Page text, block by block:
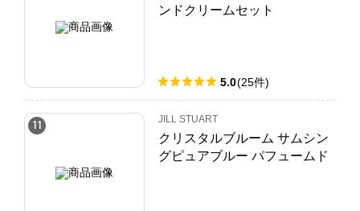
ンドクリームセット
5.0(25件)
11 JILL STUART
クリスタルブルーム サムシン
グピュアブルー パフュームド